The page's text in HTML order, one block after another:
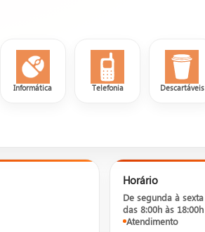
Informática Telefonia Descartáveis
Horário
De segunda à sexta
das 8:00h às 18:00h
Atendimento